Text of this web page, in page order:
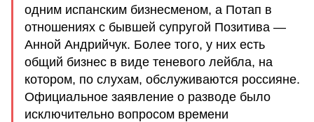
одним испанским бизнесменом, а Потап в
отношениях с бывшей супругой Позитива —
Анной Андрийчук. Более того, у них есть
общий бизнес в виде теневого лейбла, на
котором, по слухам, обслуживаются россияне.
Официальное заявление о разводе было
исключительно вопросом времени